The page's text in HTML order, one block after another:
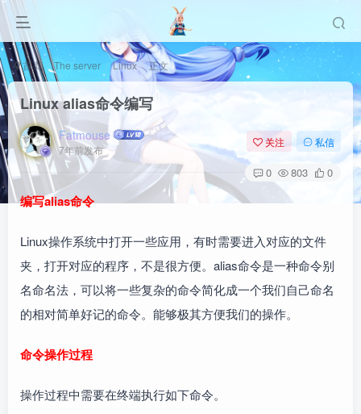
首页 The server Linux 正文
Linux alias命令编写
Fatmouse
7年前发布
关注 私信
0 803 0
编写alias命令
Linux操作系统中打开一些应用，有时需要进入对应的文件
夹，打开对应的程序，不是很方便。alias命令是一种命令别
名命名法，可以将一些复杂的命令简化成一个我们自己命名
的相对简单好记的命令。能够极其方便我们的操作。
命令操作过程
操作过程中需要在终端执行如下命令。